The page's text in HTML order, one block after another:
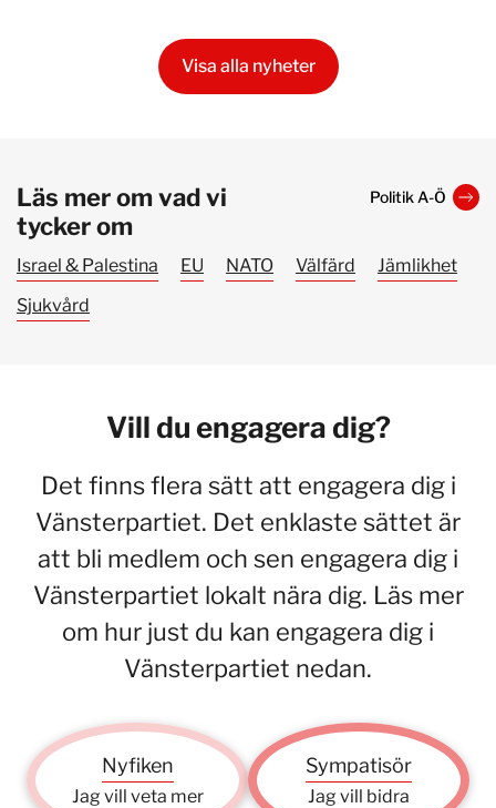
Visa alla nyheter
Läs mer om vad vi
tycker om
Politik A-Ö
Israel & Palestina EU NATO Välfärd
Jämlikhet
Sjukvård
Vill du engagera dig?
Det finns flera sätt att engagera dig i
Vänsterpartiet. Det enklaste sättet är
att bli medlem och sen engagera dig i
Vänsterpartiet lokalt nära dig. Läs mer
om hur just du kan engagera dig i
Vänsterpartiet nedan.
Nyfiken
Jag vill veta mer
Sympatisör
Jag vill bidra